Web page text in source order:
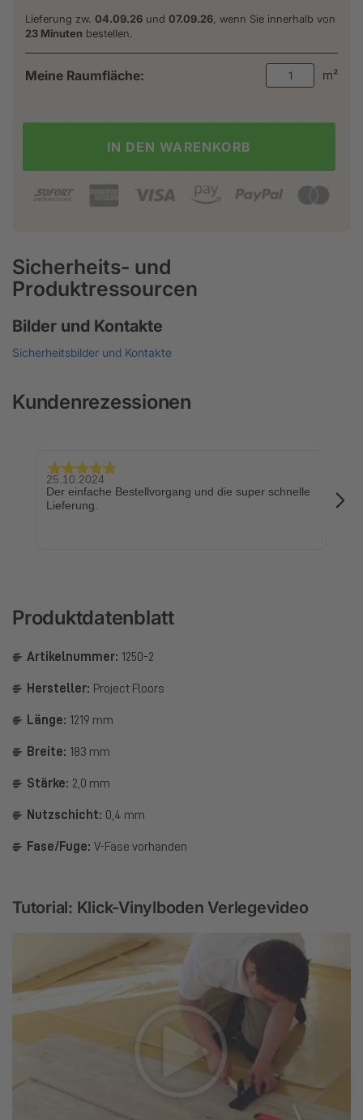
Lieferung zw. 04.09.26 und 07.09.26, wenn Sie innerhalb von
23 Minuten bestellen.
Meine Raumfläche: m²
IN DEN WARENKORB
Sicherheits- und
Produktressourcen
Bilder und Kontakte
Sicherheitsbilder und Kontakte
Kundenrezessionen
25.10.2024
Der einfache Bestellvorgang und die super schnelle
Lieferung.
Produktdatenblatt
Artikelnummer: 1250-2
Hersteller: Project Floors
Länge: 1219 mm
Breite: 183 mm
Stärke: 2,0 mm
Nutzschicht: 0,4 mm
Fase/Fuge: V-Fase vorhanden
Tutorial: Klick-Vinylboden Verlegevideo